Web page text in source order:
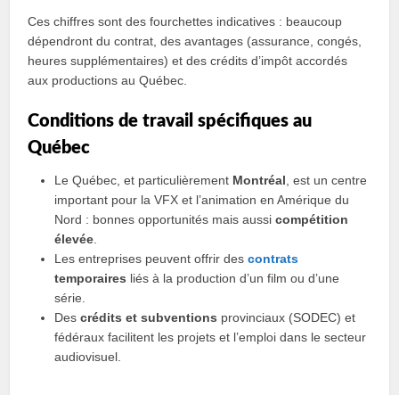
Ces chiffres sont des fourchettes indicatives : beaucoup
dépendront du contrat, des avantages (assurance, congés,
heures supplémentaires) et des crédits d’impôt accordés
aux productions au Québec.
Conditions de travail spécifiques au
Québec
Le Québec, et particulièrement Montréal , est un centre
important pour la VFX et l’animation en Amérique du
Nord : bonnes opportunités mais aussicompétition
élevée
Les entreprises peuvent offrir descontrats
temporaires liés à la production d’un film ou d’une
série.
Descrédits et subventions provinciaux (SODEC) et
fédéraux facilitent les projets et l’emploi dans le secteur
audiovisuel.